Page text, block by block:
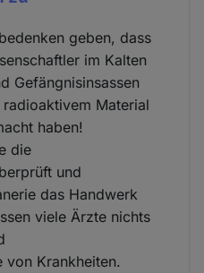
geben, dass
im Kalten
Gefängnisinsassen
Material
haben!
die
und
das Handwerk
viele Ärzte nichts
von Krankheiten.